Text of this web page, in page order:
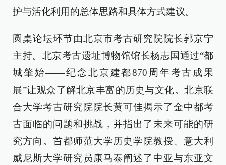
护与活化利用的总体思路和具体方式建议。
圆桌论坛环节由北京市考古研究院院长郭京宁
主持。北京考古遗址博物馆馆长杨志国通过“都
城肇始——纪念北京建都870周年考古成果
展”让观众了解北京丰富的历史与文化。北京联
合大学考古研究院院长黄可佳揭示了金中都考
古面临的问题和挑战，并指出了未来可能的研
究方向。首都师范大学历史学院教授、意大利
威尼斯大学研究员康马泰阐述了中亚与东亚文